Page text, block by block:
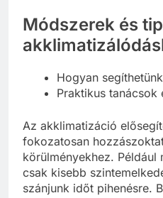
Módszerek és
Hogyan
Praktikus tanácsok
Az akklimatizáció
fokozatosan
körülményekhez. Például
csak kisebb
szánjunk időt pihenésre.